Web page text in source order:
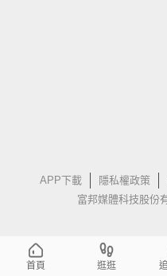
APP下載 隱私權政策
富邦媒體科技股份
首頁 逛逛